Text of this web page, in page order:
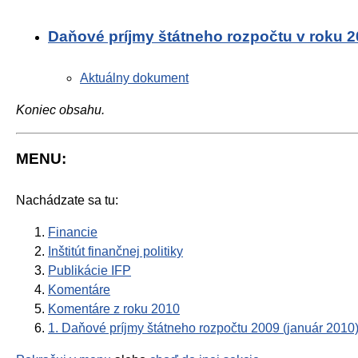
Daňové príjmy štátneho rozpočtu v roku
Aktuálny dokument
Koniec obsahu.
MENU:
Nachádzate sa tu:
Financie
Inštitút finančnej politiky
Publikácie IFP
Komentáre
Komentáre z roku 2010
1. Daňové príjmy štátneho rozpočtu 2009 (január 2010)